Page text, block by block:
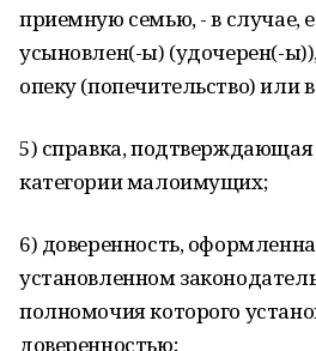
приемную семью, - в случае,
усыновлен(-ы) (удочерен(-
опеку (попечительство) или
5) справка, подтверждающая
категории малоимущих;
6) доверенность,
установленном
полномочия которого
доверенностью;